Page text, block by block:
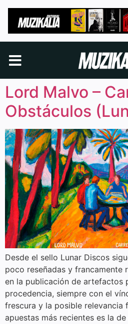
Lord Malvo –
Obstáculos
Desde el sello Lunar Discos
poco reseñadas y francamente
en la publicación de artefactos
procedencia, siempre con el
frescura y la posible relevancia
apuestas más recientes es la